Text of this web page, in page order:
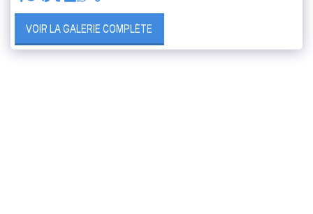
VOIR LA GALERIE COMPLÈTE